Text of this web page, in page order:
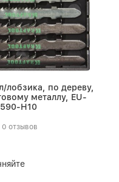
лобзика, по дереву,
металлу, EU-
H10
0 отзывов